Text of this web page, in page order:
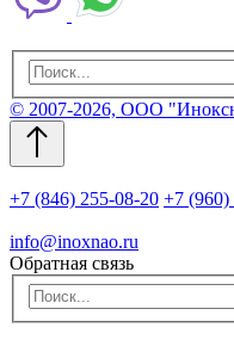
© 2007-2026, ООО
+7 (846) 255-08-20 +7 (960)
info@inoxnao.ru
Обратная связь